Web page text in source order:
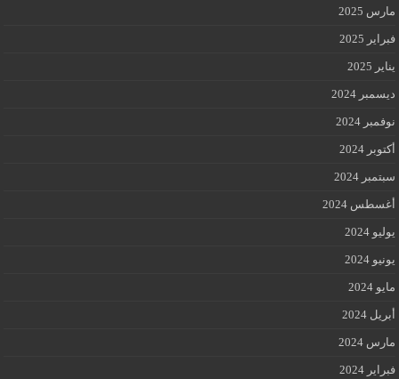
مارس 2025
فبراير 2025
يناير 2025
ديسمبر 2024
نوفمبر 2024
أكتوبر 2024
سبتمبر 2024
أغسطس 2024
يوليو 2024
يونيو 2024
مايو 2024
أبريل 2024
مارس 2024
فبراير 2024